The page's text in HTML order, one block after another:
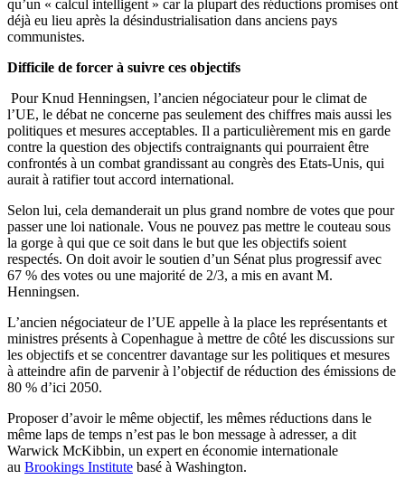
qu’un « calcul intelligent » car la plupart des réductions promises ont
déjà eu lieu après la désindustrialisation dans anciens pays
communistes.
Difficile de forcer à suivre ces objectifs
Pour Knud Henningsen, l’ancien négociateur pour le climat de
l’UE, le débat ne concerne pas seulement des chiffres mais aussi les
politiques et mesures acceptables. Il a particulièrement mis en garde
contre la question des objectifs contraignants qui pourraient être
confrontés à un combat grandissant au congrès des Etats-Unis, qui
aurait à ratifier tout accord international.
Selon lui, cela demanderait un plus grand nombre de votes que pour
passer une loi nationale. Vous ne pouvez pas mettre le couteau sous
la gorge à qui que ce soit dans le but que les objectifs soient
respectés. On doit avoir le soutien d’un Sénat plus progressif avec
67 % des votes ou une majorité de 2/3, a mis en avant M.
Henningsen.
L’ancien négociateur de l’UE appelle à la place les représentants et
ministres présents à Copenhague à mettre de côté les discussions sur
les objectifs et se concentrer davantage sur les politiques et mesures
à atteindre afin de parvenir à l’objectif de réduction des émissions de
80 % d’ici 2050.
Proposer d’avoir le même objectif, les mêmes réductions dans le
même laps de temps n’est pas le bon message à adresser, a dit
Warwick McKibbin, un expert en économie internationale
au Brookings Institute basé à Washington.